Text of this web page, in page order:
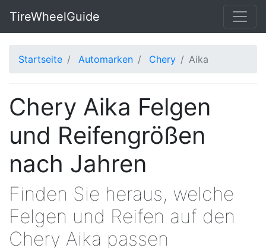
TireWheelGuide
Startseite Automarken Chery Aika
Chery Aika Felgen
und Reifengrößen
nach Jahren
Finden Sie heraus, welche
Felgen und Reifen auf den
Chery Aika passen